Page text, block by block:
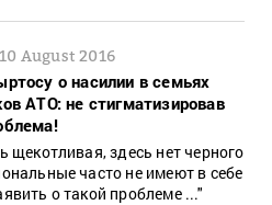
10 August 2016
о насилии в семьях
АТО: не стигматизировав
щекотливая, здесь нет черного
часто не имеют в себе
о такой проблеме ..."